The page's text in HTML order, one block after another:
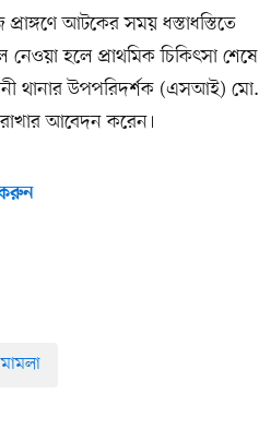
আটকের সময় ধস্তাধস্তিতে
হলে প্রাথমিক চিকিৎসা শেষে
থানার উপপরিদর্শক (এসআই) মো.
আবেদন করেন।
মামলা